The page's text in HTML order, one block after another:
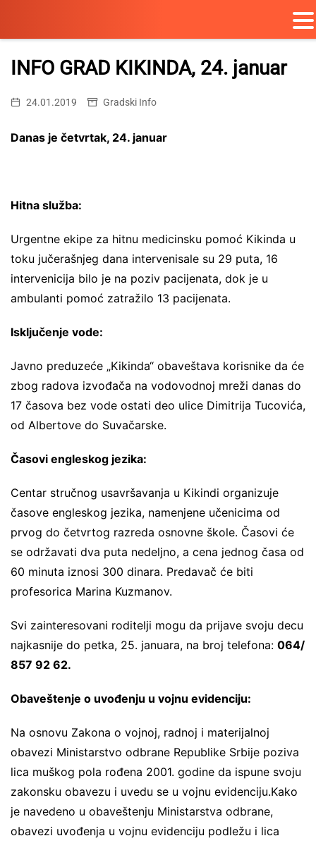
Skip
content
INFO GRAD KIKINDA, 24. januar
24.01.2019 Gradski Info
Danas je četvrtak, 24. januar
Hitna služba:
Urgentne ekipe za hitnu medicinsku pomoć Kikinda u
toku jučerašnjeg dana intervenisale su 29 puta, 16
intervenicija bilo je na poziv pacijenata, dok je u
ambulanti pomoć zatražilo 13 pacijenata.
Isključenje vode:
Javno preduzeće „Kikinda“ obaveštava korisnike da će
zbog radova izvođača na vodovodnoj mreži danas do
17 časova bez vode ostati deo ulice Dimitrija Tucovića,
od Albertove do Suvačarske.
Časovi engleskog jezika:
Centar stručnog usavršavanja u Kikindi organizuje
časove engleskog jezika, namenjene učenicima od
prvog do četvrtog razreda osnovne škole. Časovi će
se održavati dva puta nedeljno, a cena jednog časa od
60 minuta iznosi 300 dinara. Predavač će biti
profesorica Marina Kuzmanov.
Svi zainteresovani roditelji mogu da prijave svoju decu
najkasnije do petka, 25. januara, na broj telefona: 064/
857 92 62.
Obaveštenje o uvođenju u vojnu evidenciju:
Na osnovu Zakona o vojnoj, radnoj i materijalnoj
obavezi Ministarstvo odbrane Republike Srbije poziva
lica muškog pola rođena 2001. godine da ispune svoju
zakonsku obavezu i uvedu se u vojnu evidenciju.Kako
je navedeno u obaveštenju Ministarstva odbrane,
obavezi uvođenja u vojnu evidenciju podležu i lica